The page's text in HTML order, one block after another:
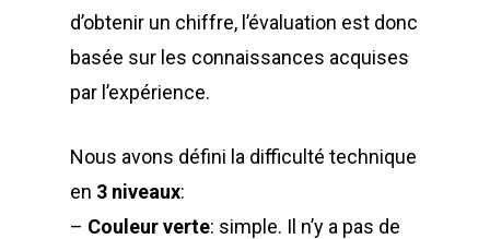
d’obtenir un chiffre, l’évaluation est donc
basée sur les connaissances acquises
par l’expérience.
Nous avons défini la difficulté technique
en 3 niveaux:
– Couleur verte: simple. Il n’y a pas de